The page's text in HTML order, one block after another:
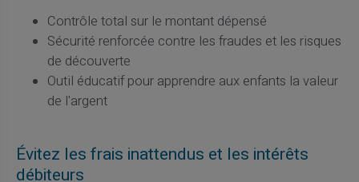
Contrôle total sur le montant dépensé
Sécurité renforcée contre les fraudes et les risques
de découverte
Outil éducatif pour apprendre aux enfants la valeur
de l'argent
Évitez les frais inattendus et les intérêts
débiteurs